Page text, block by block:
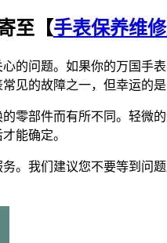
至【手表保养维
的问题。如果你的万国
见的故障之一，但幸运的
零部件而有所不同。轻
能确定。
。我们建议您不要等到